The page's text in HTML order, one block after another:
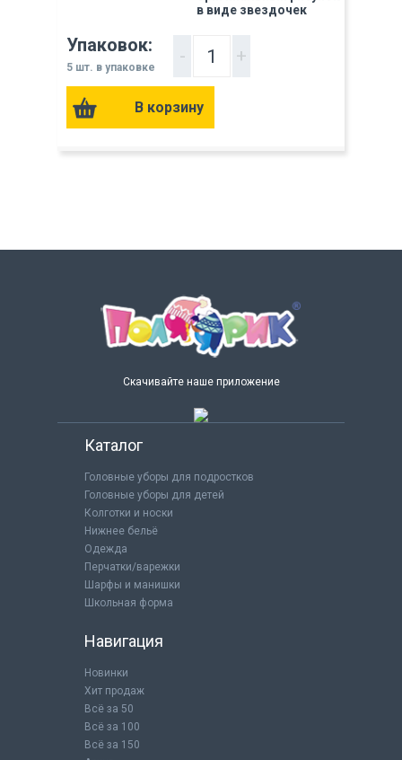
в виде звездочек
Упаковок:
5 шт. в упаковке
- +
Скачивайте наше приложение
Каталог
Головные уборы для подростков
Головные уборы для детей
Колготки и носки
Нижнее бельё
Одежда
Перчатки/варежки
Шарфы и манишки
Школьная форма
Навигация
Новинки
Хит продаж
Всё за 50
Всё за 100
Всё за 150